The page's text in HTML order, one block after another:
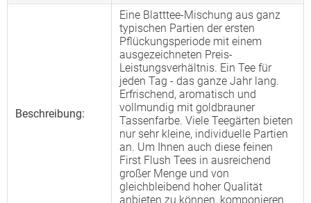
Beschreibung:
Eine Blatttee-Mischung aus ganz
typischen Partien der ersten
Pflückungsperiode mit einem
ausgezeichneten Preis-
Leistungsverhältnis. Ein Tee für
jeden Tag - das ganze Jahr lang.
Erfrischend, aromatisch und
vollmundig mit goldbrauner
Tassenfarbe. Viele Teegärten bieten
nur sehr kleine, individuelle Partien
an. Um Ihnen auch diese feinen
First Flush Tees in ausreichend
großer Menge und von
gleichbleibend hoher Qualität
anbieten zu können, komponieren